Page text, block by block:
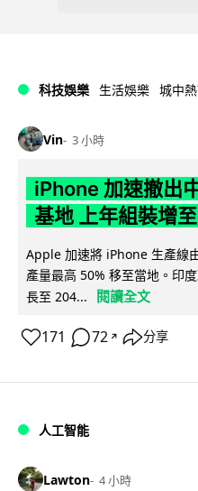
科技娛樂 生活娛樂 城中
Vin 3 小時
iPhone 加速撤出
基地 上年組裝增
Apple 加速將 iPhone 生產線
產量最高 50% 移至當地。印
長至 204...
閱讀全文
171 72 ↗ 分享
人工智能
Lawton 4 小時